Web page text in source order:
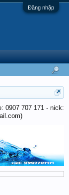
Đăng nhập
0907 707 171 - nick: